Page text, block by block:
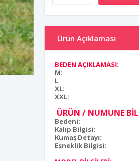
Ürün Açıklaması
BEDEN AÇIKLAMASI:
M:
L:
XL:
XXL:
ÜRÜN / NUMUNE
Bedeni:
Kalıp Bilgisi:
Kumaş Detayı:
Esneklik Bilgisi: